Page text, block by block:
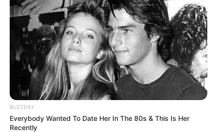
(foto: burlapandblue)
7. Ingin penampilan ponsel jadi lebih indah? Gak
perlu beli casing baru lagi, cukup tempel-tempel saja
BUZZDAY
Everybody Wanted To Date Her In The 80s & This Is Her
Recently